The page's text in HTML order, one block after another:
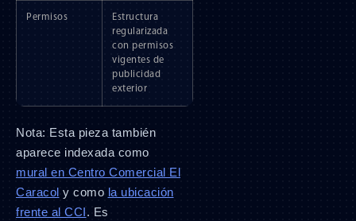
Permisos
Estructura
regularizada
con permisos
vigentes de
publicidad
exterior
Nota: Esta pieza también
aparece indexada como
mural en Centro Comercial El
Caracol y como la ubicación
frente al CCI. Es